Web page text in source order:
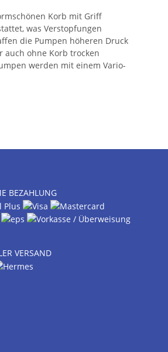
Korb mit Griff
was Verstopfungen
die Pumpen höheren Druck
auch ohne Korb trocken
werden mit einem Vario-
BEZAHLUNG
VERSAND